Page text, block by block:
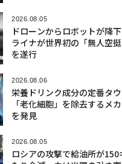
2026.08.05
ドローンからロボットが降
ライナが世界初の「無人空挺
を遂行
2026.08.06
栄養ドリンク成分の定番タ
「老化細胞」を除去するメ
を発見
2026.08.05
ロシアの攻撃で給油所が150